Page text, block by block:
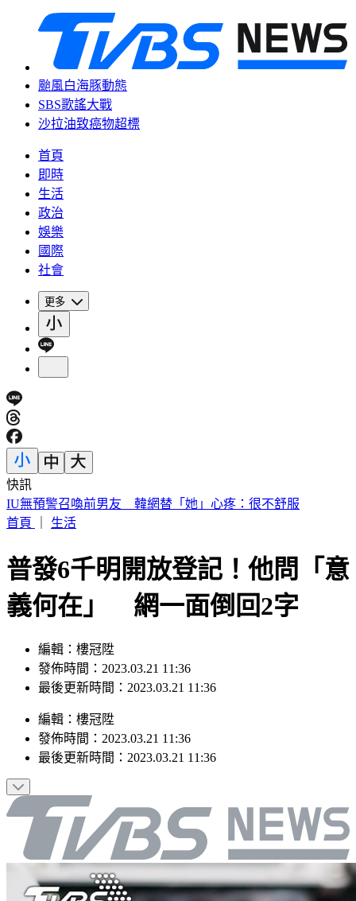
颱風白海豚動態
SBS歌謠大戰
沙拉油致癌物超標
首頁
即時
生活
政治
娛樂
國際
社會
更多
快訊
快訊／財神爺不在家 威力彩頭獎、二獎雙槓龜
首頁
生活
普發6千明開放登記！他問「意
義何在」 網一面倒回2字
編輯：樓冠陞
發佈時間：2023.03.21 11:36
最後更新時間：2023.03.21 11:36
編輯 ： 樓冠陞
發佈時間： 2023.03.21 11:36
最後更新時間： 2023.03.21 11:36